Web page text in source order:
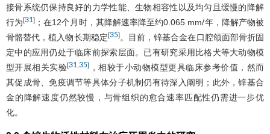
接骨系统仍保持良好的力学性能、生物相容性以及均匀且缓慢的降解
行为[31] ；在12个月时，其降解速率降至约0.065 mm/年，降解产物被
骨骼替代，植入物长期稳定[35]。目前，锌基合金在口腔颌面部骨折固
定中的应用仍处于临床前探索层面。已有研究采用比格犬等大动物模
型开展相关实验[31 35] ，相较于小动物模型更具临床参考价值，然而
其促成骨、免疫调节等具体分子机制仍有待深入阐明；此外，锌基合
金的降解速度仍然较慢，与骨组织的愈合速率匹配性仍需进一步优
化。